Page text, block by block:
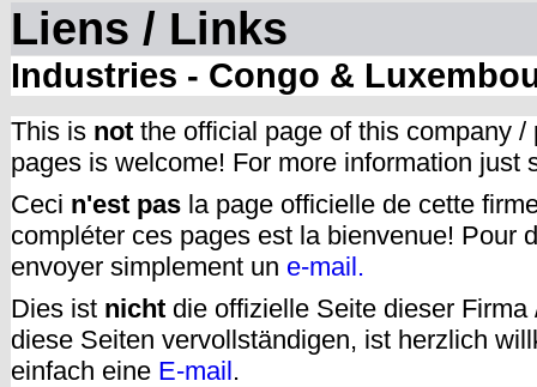
Liens / Links
Industries - Congo &
This is not the official page of this company
pages is welcome! For more information just
Ceci n'est pas la page officielle de cette
compléter ces pages est la bienvenue! Pour
envoyer simplement un e-mail.
Dies ist nicht die offizielle Seite dieser
diese Seiten vervollständigen, ist herzlich
einfach eine E-mail.